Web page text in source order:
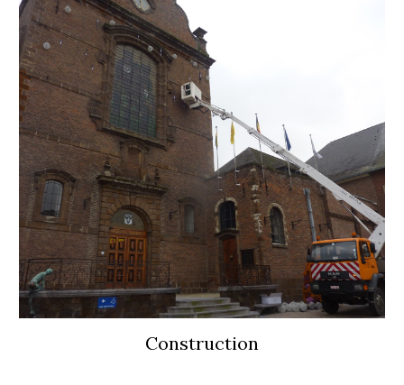
Construction